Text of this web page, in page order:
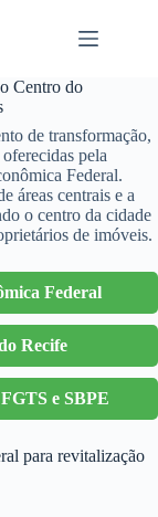
Centro do
de transformação,
pela
Federal.
áreas centrais e a
o centro da cidade
de imóveis.
Federal
Recife
e SBPE
para revitalização